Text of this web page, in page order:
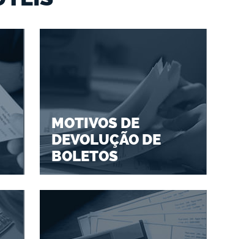
MOTIVOS DE
DEVOLUÇÃO DE
BOLETOS